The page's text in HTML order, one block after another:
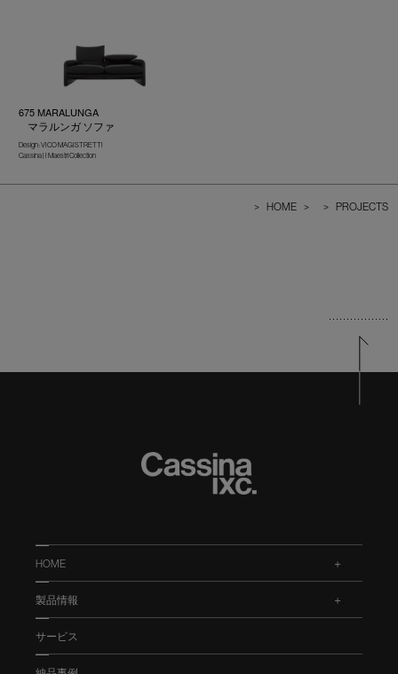
675 MARALUNGA
マラルンガ ソファ
Design : VICO MAGISTRETTI
Cassina | I Maestri Collection
> HOME > > PROJECTS
HOME
製品情報
サービス